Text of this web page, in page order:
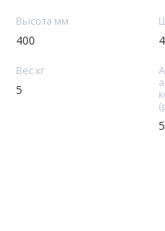
Высота мм
400
Вес кг
5